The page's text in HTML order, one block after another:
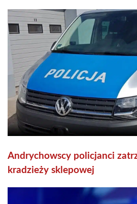
Andrychowscy policjanci
kradzieży sklepowej